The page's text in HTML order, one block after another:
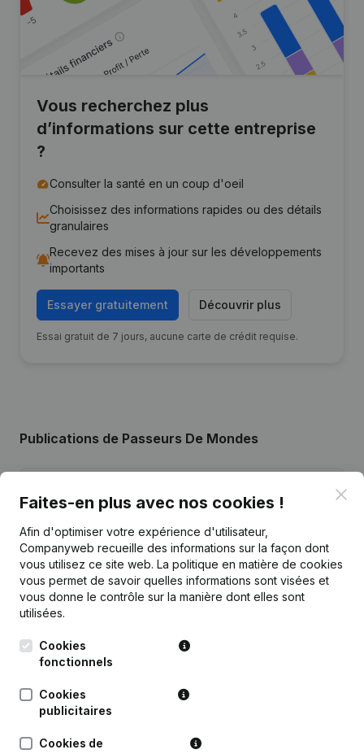
Vous recherchez plus
d’informations sur cette entreprise
?
Consulter la santé en un coup d'oeil
Choisissez des informations rapides ou des détails
granulaires
Recevez des mises à jour sur les développements
importants
Essayer gratuitement Découvrir plus
Essai gratuit de 7 jours, aucune carte de crédit requise.
Publications de Passeurs De Mondes
21-12-2023
Statuts (Traduction, Coordination,
Autres Modifications,...)
02-03-2018 Demissions, Nominations
Succursale, etc...)
Questions fréquemment posées
Faites-en plus avec nos cookies !
Afin d'optimiser votre expérience d'utilisateur,
Companyweb recueille des informations sur la façon dont
vous utilisez ce site web. La politique en matière de cookies
vous permet de savoir quelles informations sont visées et
vous donne le contrôle sur la manière dont elles sont
utilisées.
Cookies
fonctionnels
Cookies
publicitaires
Cookies de